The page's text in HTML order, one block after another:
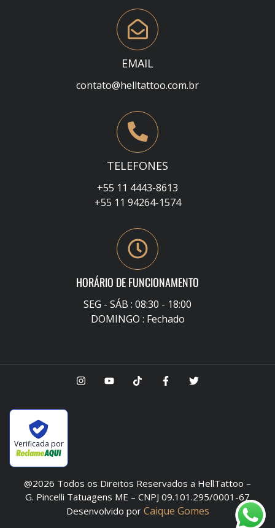
EMAIL
contato@helltattoo.com.br
TELEFONES
+55 11 4443-8613
+55 11 94264-1574
HORÁRIO DE FUNCIONAMENTO
SEG - SÁB : 08:30 - 18:00
DOMINGO : Fechado
Verificada por
@2026 Todos os Direitos Reservados a HellTattoo –
G. Pincelli Tatuagens ME – CNPJ 09.101.295/0001-67
Desenvolvido por Caique Gomes